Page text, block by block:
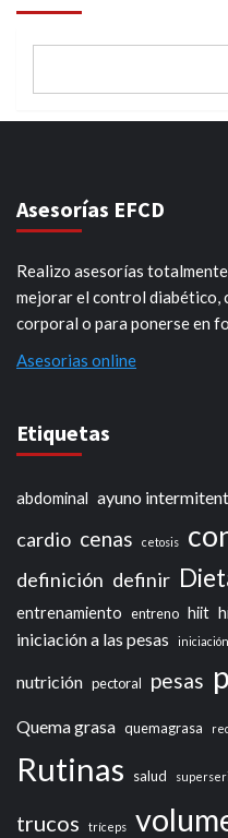
Asesorías EFCD
Realizo asesorías
mejorar el control diabético,
corporal o para ponerse en
Asesorias online
Etiquetas
abdominal ayuno
cardio cenas cetosis
definición definir
entrenamiento entreno hiit
iniciación a las pesas
nutrición pectoral pesas
Quema grasa quemagrasa
Rutinas salud
trucos tríceps